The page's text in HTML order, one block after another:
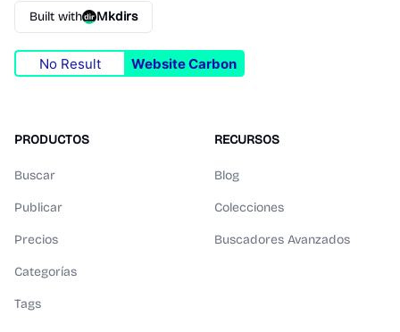
Built with Mkdirs
No Result Website Carbon
PRODUCTOS
Buscar
Publicar
Precios
Categorías
Tags
RECURSOS
Blog
Colecciones
Buscadores Avanzados